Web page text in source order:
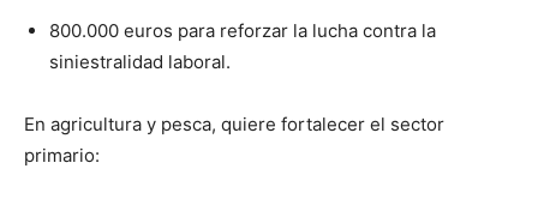
800.000 euros para reforzar la lucha contra la
siniestralidad laboral.
En agricultura y pesca, quiere fortalecer el sector
primario: